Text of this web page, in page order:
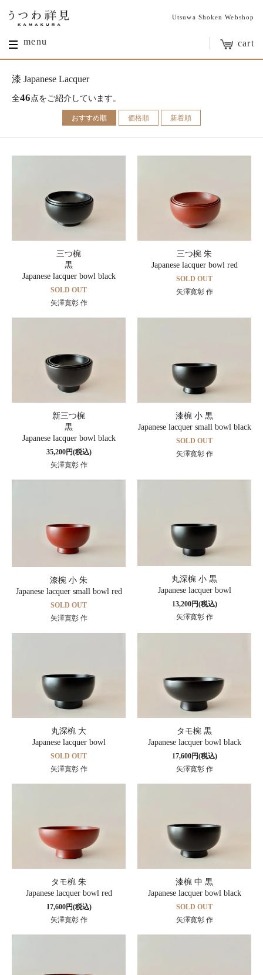
Utsuwa Shoken Webshop
menu cart
漆 Japanese Lacquer
全46点をご紹介しています。
おすすめ順 価格順 新着順
三つ椀
黒
Japanese lacquer bowl black
SOLD OUT
矢澤寛彰 作
三つ椀 朱
Japanese lacquer bowl red
SOLD OUT
矢澤寛彰 作
新三つ椀
黒
Japanese lacquer bowl black
35,200円(税込)
矢澤寛彰 作
漆椀 小 黒
Japanese lacquer small bowl black
SOLD OUT
矢澤寛彰 作
漆椀 小 朱
Japanese lacquer small bowl red
SOLD OUT
矢澤寛彰 作
丸深椀 小 黒
Japanese lacquer bowl
13,200円(税込)
矢澤寛彰 作
丸深椀 大
Japanese lacquer bowl
SOLD OUT
矢澤寛彰 作
タモ椀 黒
Japanese lacquer bowl black
17,600円(税込)
矢澤寛彰 作
タモ椀 朱
Japanese lacquer bowl red
17,600円(税込)
矢澤寛彰 作
漆椀 中 黒
Japanese lacquer bowl black
SOLD OUT
矢澤寛彰 作